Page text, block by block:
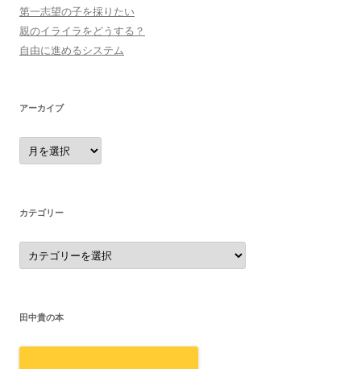
第一志望の子を採りたい
親のイライラをどうする？
自由に進めるシステム
アーカイブ
ア
ー
カ
カテゴリー
カ
テ
ゴ
田中貴の本